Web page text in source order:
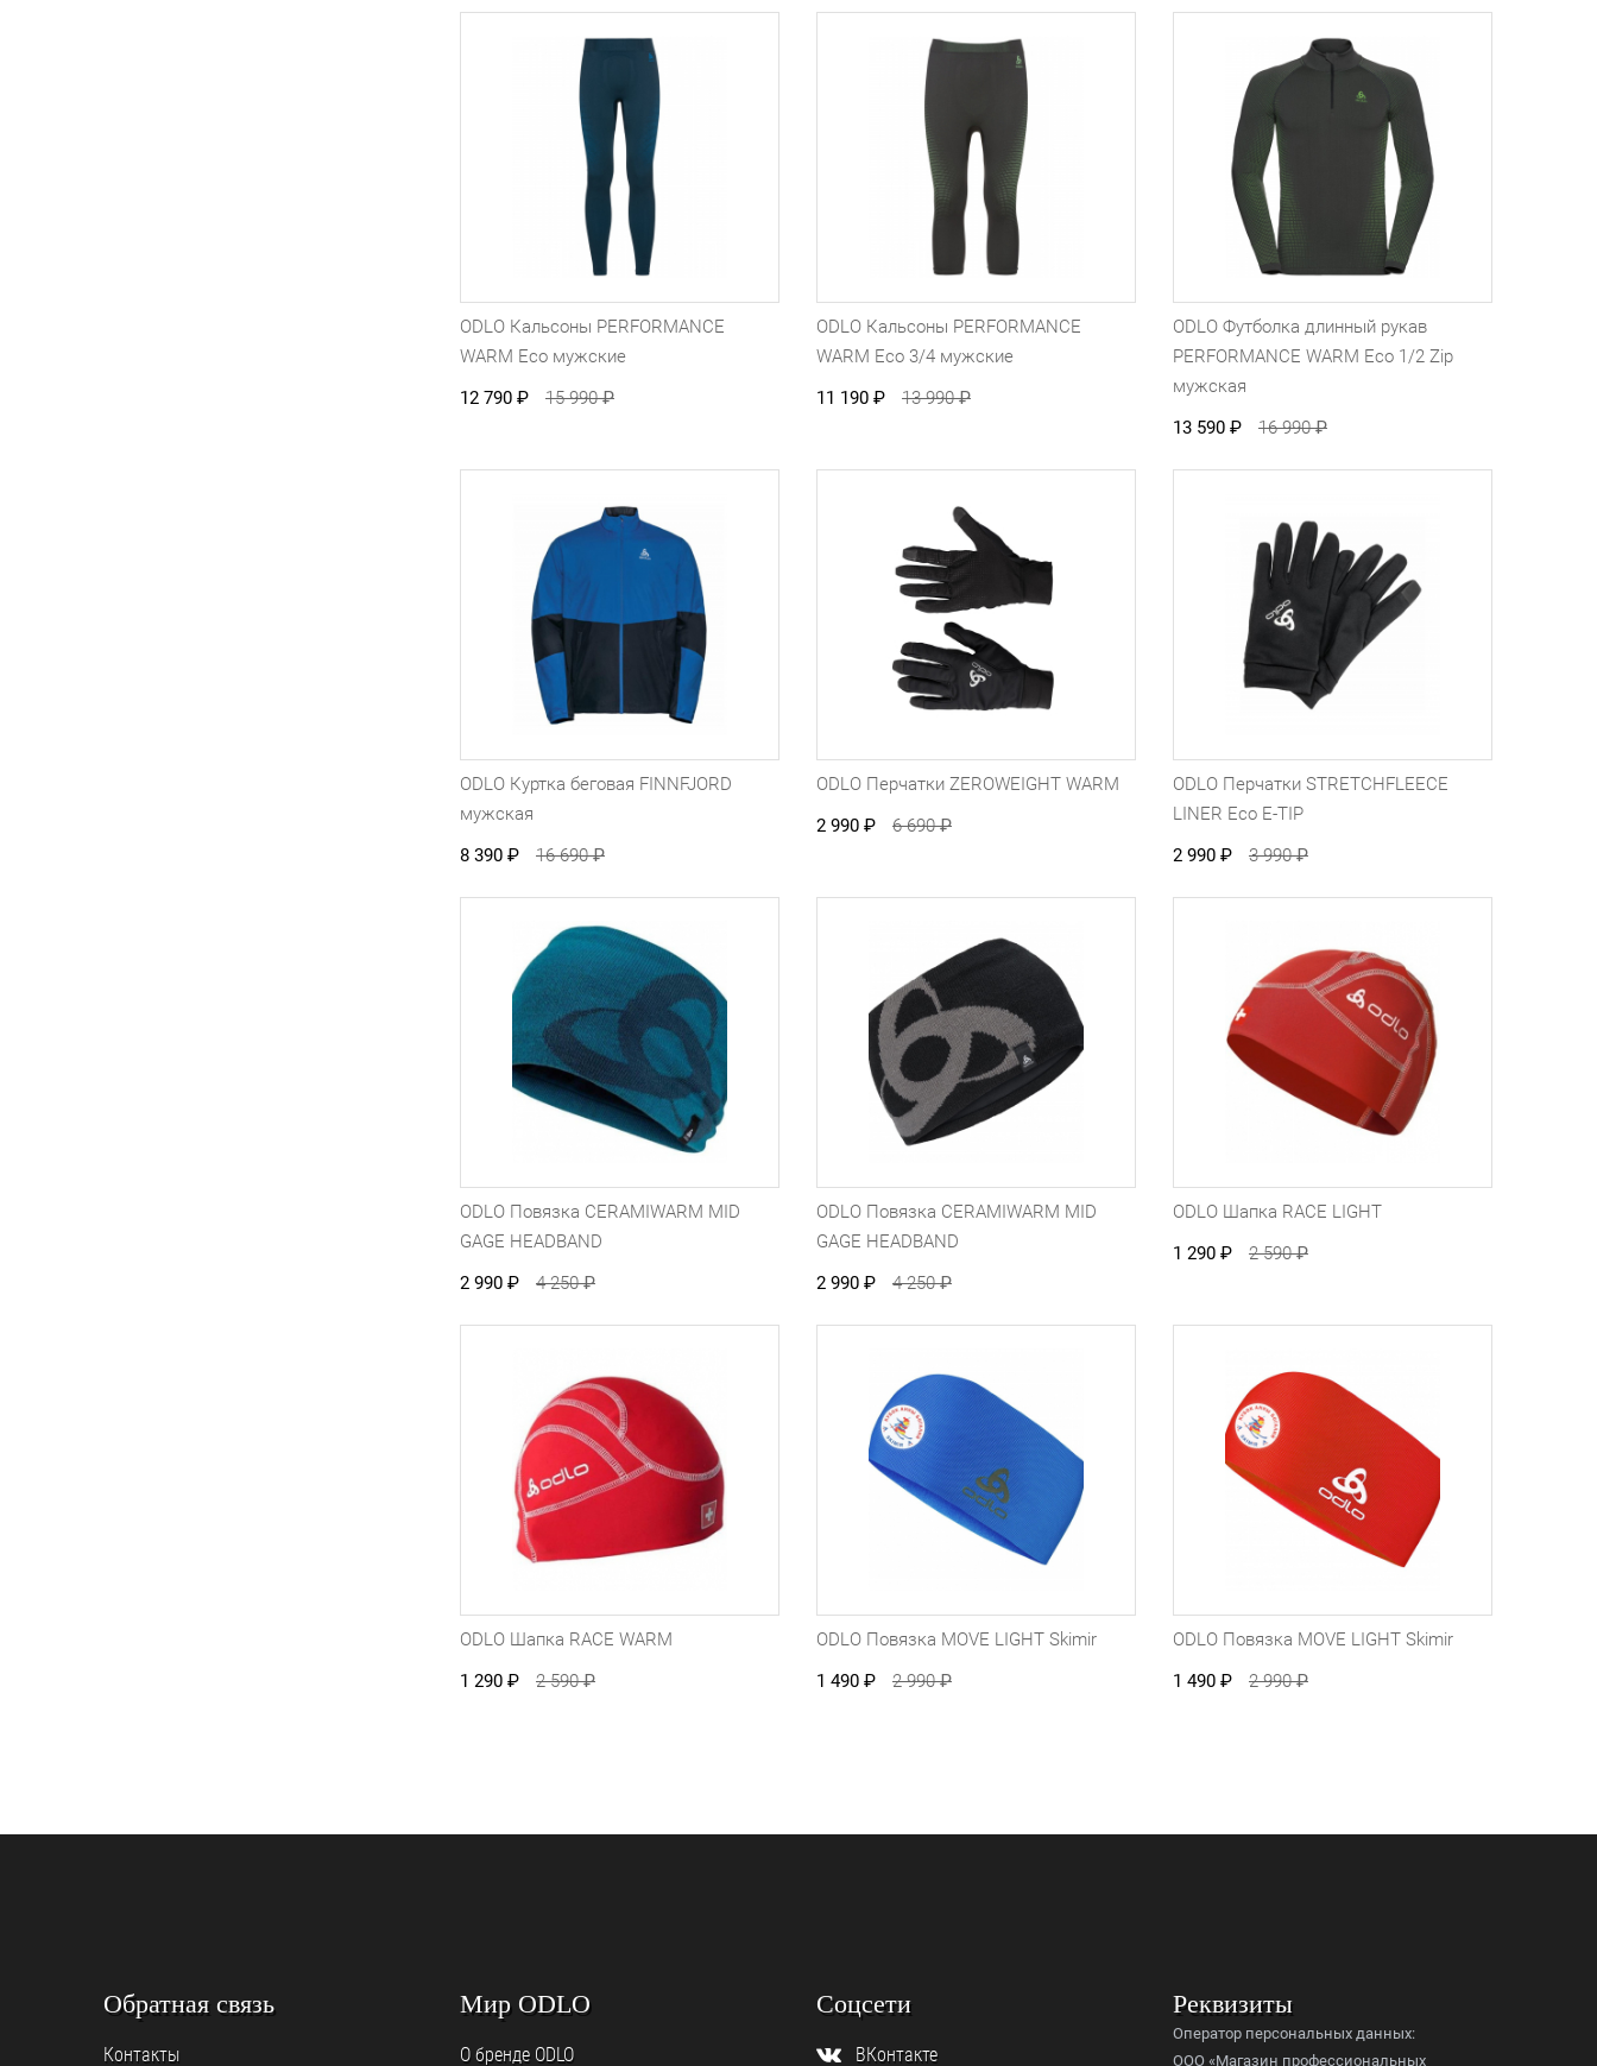
ODLO Кальсоны PERFORMANCE
WARM Eco мужские
12 790 ₽ 15 990₽
ODLO Кальсоны PERFORMANCE
WARM Eco 3/4 мужские
11 190 ₽ 13 990₽
ODLO Футболка длинный рукав
PERFORMANCE WARM Eco 1/2 Zip
мужская
13 590 ₽ 16 990₽
ODLO Куртка беговая FINNFJORD
мужская
8 390 ₽ 16 690₽
ODLO Перчатки ZEROWEIGHT WARM
2 990 ₽ 6 690₽
ODLO Перчатки STRETCHFLEECE
LINER Eco E-TIP
2 990 ₽ 3 990₽
ODLO Повязка CERAMIWARM MID
GAGE HEADBAND
2 990 ₽ 4 250₽
ODLO Повязка CERAMIWARM MID
GAGE HEADBAND
2 990 ₽ 4 250₽
ODLO Шапка RACE LIGHT
1 290 ₽ 2 590₽
ODLO Шапка RACE WARM
1 290 ₽ 2 590₽
ODLO Повязка MOVE LIGHT Skimir
1 490 ₽ 2 990₽
ODLO Повязка MOVE LIGHT Skimir
1 490 ₽ 2 990₽
Обратная связь
Контакты
Мир ODLO
О бренде ODLO
Соцсети
ВКонтакте
Реквизиты
Оператор персональных данных:
ООО «Магазин профессиональных